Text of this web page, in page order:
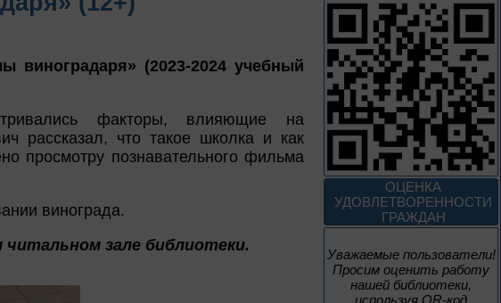
виноградаря» (2023-2024 учебный
факторы, влияющие на
рассказал, что такое школка и как
просмотру познавательного фильма
винограда.
читальном зале библиотеки.
ОЦЕНКА
УДОВЛЕТВОРЕННОСТИ
ГРАЖДАН
Уважаемые пользователи!
Просим оценить работу
нашей библиотеки,
используя QR-код
августа
Безопасным будет
путь!
1 – 31 августа
Книги юбиляры 2026
Метаморфозы
Пиноккио
К 145-летию выхода книги
Карло Коллоди «Приключения
1 – 31 августа